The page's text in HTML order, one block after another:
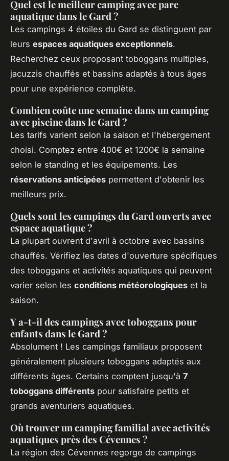
Quel est le meilleur camping avec parc
aquatique dans le Gard ?
Les campings 4 étoiles du Gard se distinguent par
leurs espaces aquatiques exceptionnels.
Recherchez ceux proposant toboggans multiples,
jacuzzis chauffés et bassins adaptés à tous âges
pour une expérience complète.
Combien coûte une semaine dans un camping
avec piscine dans le Gard ?
Les tarifs varient selon la saison et l'hébergement
choisi. Comptez entre 400€ et 1200€ la semaine
selon le standing et les équipements. Les
réservations anticipées permettent d'obtenir les
meilleurs prix.
Quels sont les campings du Gard ouverts avec
espace aquatique ?
La plupart ouvrent d'avril à octobre avec bassins
chauffés. Vérifiez les dates d'ouverture spécifiques
des toboggans et activités aquatiques qui peuvent
varier selon les conditions météorologiques et la
saison.
Y a-t-il des campings avec toboggans pour
enfants dans le Gard ?
Absolument ! Les campings familiaux proposent
généralement plusieurs toboggans adaptés aux
différents âges. Certains comptent jusqu'à 7
toboggans différents pour satisfaire petits et
grands aventuriers aquatiques.
Où trouver un camping familial avec activités
aquatiques près des Cévennes ?
La région des Cévennes regorge de campings